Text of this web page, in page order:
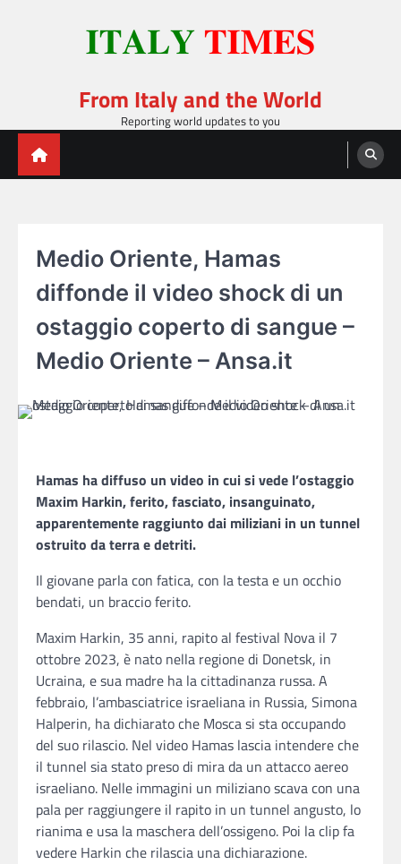
From Italy and the World
Reporting world updates to you
Medio Oriente, Hamas
diffonde il video shock di un
ostaggio coperto di sangue –
Medio Oriente – Ansa.it
Hamas ha diffuso un video in cui si vede l’ostaggio
Maxim Harkin, ferito, fasciato, insanguinato,
apparentemente raggiunto dai miliziani in un tunnel
ostruito da terra e detriti.
Il giovane parla con fatica, con la testa e un occhio
bendati, un braccio ferito.
Maxim Harkin, 35 anni, rapito al festival Nova il 7
ottobre 2023, è nato nella regione di Donetsk, in
Ucraina, e sua madre ha la cittadinanza russa. A
febbraio, l’ambasciatrice israeliana in Russia, Simona
Halperin, ha dichiarato che Mosca si sta occupando
del suo rilascio. Nel video Hamas lascia intendere che
il tunnel sia stato preso di mira da un attacco aereo
israeliano. Nelle immagini un miliziano scava con una
pala per raggiungere il rapito in un tunnel angusto, lo
rianima e usa la maschera dell’ossigeno. Poi la clip fa
vedere Harkin che rilascia una dichiarazione.